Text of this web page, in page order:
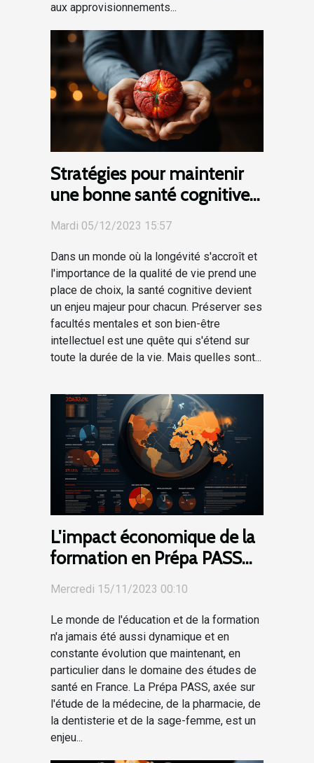
aux approvisionnements...
Stratégies pour maintenir
une bonne santé cognitive
Mardi 05/12/2023 15:57
Dans un monde où la longévité s'accroît et
l'importance de la qualité de vie prend une
place de choix, la santé cognitive devient
un enjeu majeur pour chacun. Préserver ses
facultés mentales et son bien-être
intellectuel est une quête qui s'étend sur
toute la durée de la vie. Mais quelles sont...
L'impact économique de la
formation en Prépa PASS
en France
Mercredi 15/11/2023 00:10
Le monde de l'éducation et de la formation
n'a jamais été aussi dynamique et en
constante évolution que maintenant, en
particulier dans le domaine des études de
santé en France. La Prépa PASS, axée sur
l'étude de la médecine, de la pharmacie, de
la dentisterie et de la sage-femme, est un
enjeu...